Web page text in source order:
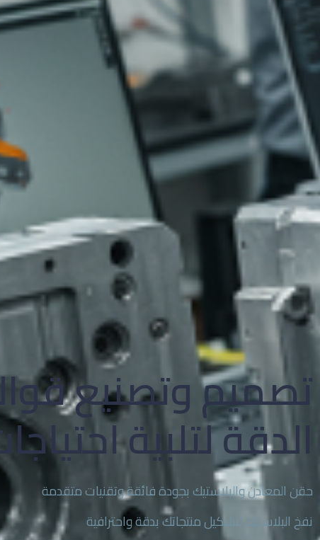
تصميم وتصنيع
الدقة لتلبية
حقن المعادن والبلاستيك بجودة فائقة وتقنيات متقدمة
نفخ البلاستيك لتشكيل منتجاتك بدقة واحترافية